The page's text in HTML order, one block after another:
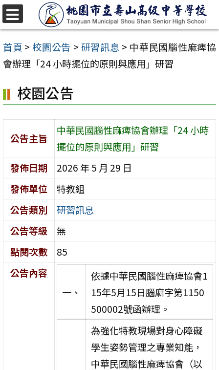
跳
至
主
要
容
區
首頁 > 校園公告 > 研習訊息 > 中華民國腦性麻痺協
會辦理「24 小時擺位的原則與應用」研習
校園公告
公告主旨
中華民國腦性麻痺協會辦理「24 小時
擺位的原則與應用」研習
發佈日期
2026 年 5 月 29 日
發佈單位
特教組
公告類別
研習訊息
公告等級
無
點閱次數
85
公告內容
一、
依據中華民國腦性麻痺協會1
15年5月15日腦麻字第1150
500002號函辦理。
為強化特教現場對身心障礙
學生姿勢管理之專業知能，
中華民國腦性麻痺協會（以
選
單